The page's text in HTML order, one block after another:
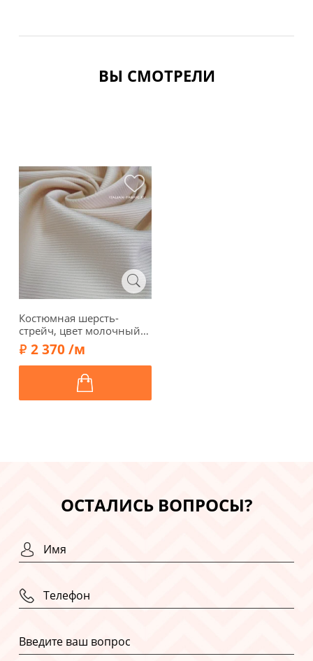
ВЫ СМОТРЕЛИ
Костюмная шерсть-
стрейч, цвет молочный,
00426
2 370 /м
ОСТАЛИСЬ ВОПРОСЫ?